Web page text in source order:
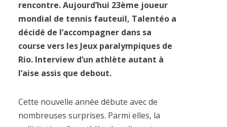
rencontre. Aujourd’hui 23ème joueur
mondial de tennis fauteuil, Talentéo a
décidé de l’accompagner dans sa
course vers les Jeux paralympiques de
Rio. Interview d’un athlète autant à
l’aise assis que debout.
Cette nouvelle année débute avec de
nombreuses surprises. Parmi elles, la